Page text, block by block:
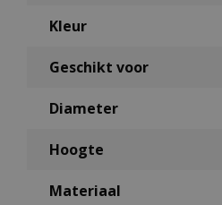
Kleur
Geschikt voor
Diameter
Hoogte
Materiaal